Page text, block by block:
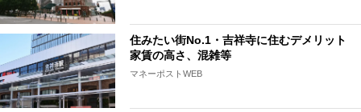
住みたい街No.1・吉祥寺に住むデメリット
家賃の高さ、混雑等
マネーポストWEB